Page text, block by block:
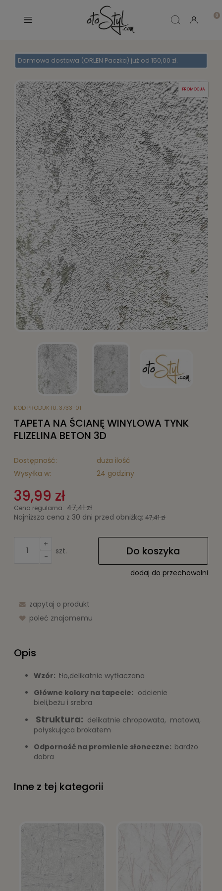
Darmowa dostawa (ORLEN Paczka) już od 150,00 zł.
PROMOCJA
KOD PRODUKTU: 3733-01
TAPETA NA ŚCIANĘ WINYLOWA TYNK
FLIZELINA BETON 3D
Dostępność:
duża ilość
Wysyłka w:
24 godziny
39,99 zł
Cena regularna: 47,41 zł
Najniższa cena z 30 dni przed obniżką: 47,41 zł
+
-
szt. Do koszyka
dodaj do przechowalni
zapytaj o produkt
poleć znajomemu
Opis
Wzór: tło,delikatnie wytłaczana
Główne kolory na tapecie: odcienie
bieli,beżu i srebra
Struktura: delikatnie chropowata, matowa,
połyskująca brokatem
Odporność na promienie słoneczne: bardzo
dobra
Zastosowanie:
tapeta do pokoju
tapeta do sypialni
tapeta na korytarz
tapeta do kuchni
Inne z tej kategorii